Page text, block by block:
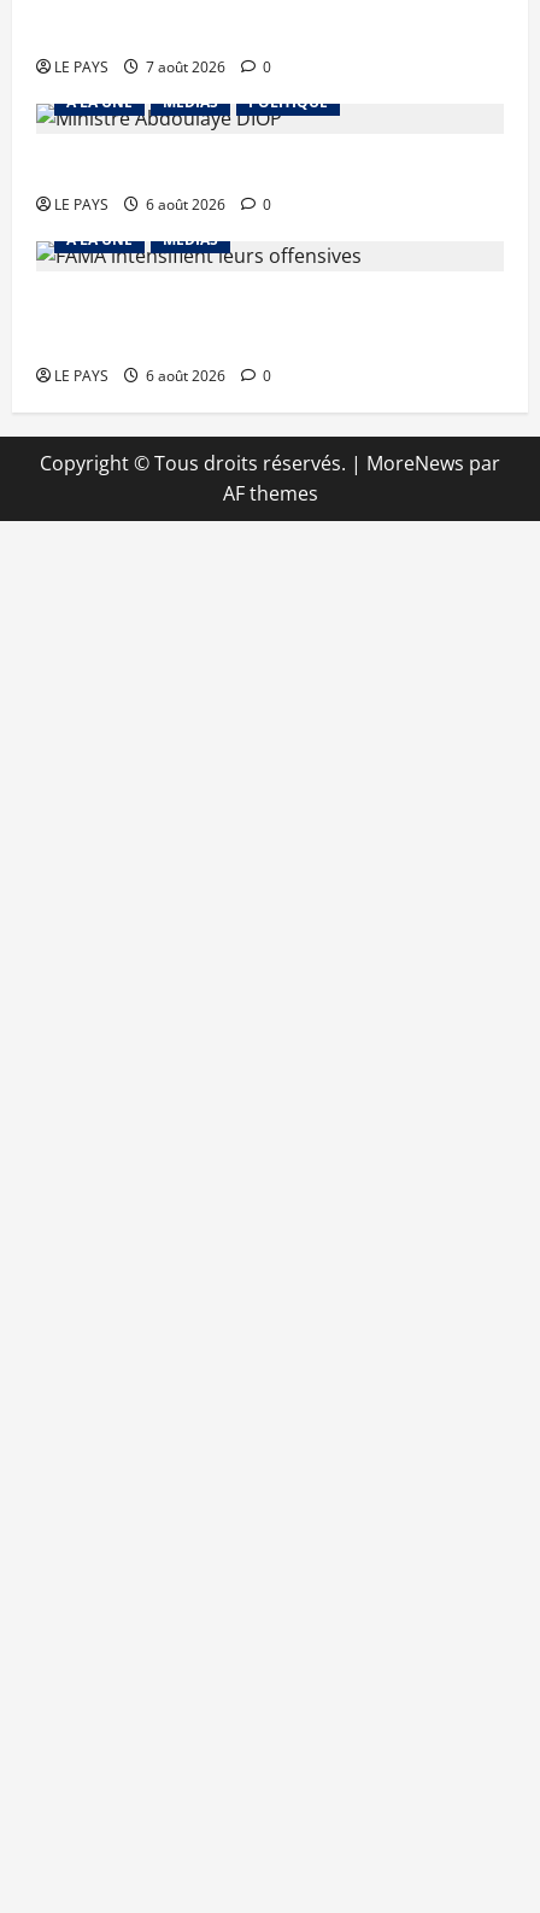
LE PAYS 7 août 2026
0
A LA UNE
MEDIAS POLITIQUE
LE PAYS 6 août 2026
0
A LA UNE
MEDIAS
LE PAYS 6 août 2026 0
Copyright © Tous droits réservés. | MoreNews par
AF themes